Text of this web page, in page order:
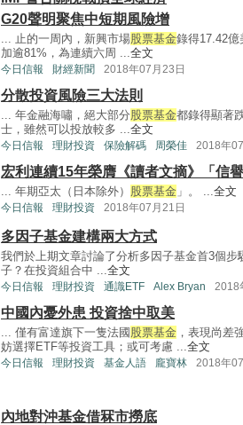
G20聲明聚焦中短期風險增
... 止的一周內，新興市場股票基金錄得17.42
加逾81%，為連續六周 ...全文
今日信報 財經新聞 2018年07月23日
分散投資風險三大法則
... 年金融海嘯，絕大部分股票基金都錄得顯著
士，雖然可以投放較多 ...全文
今日信報 理財投資 保險解碼 周榮佳 2018年
宏利連續15年榮膺《讀者文摘》「信譽
... 年期亞太（日本除外） 股票基金 」。 ...全文
今日信報 理財投資 2018年07月21日
多因子基金建構兩大方式
我們於上期文章討論了分析多因子基金首3個
子？在投資組合中 ... 全文
今日信報 理財投資 通識ETF Alex Bryan 2018
中國內憂外患 投資捨中取美
... 僅有富達旗下一隻法國 股票基金 ，表現尚差
妨選擇ETF等投資工具；或可考慮 ... 全文
今日信報 理財投資 基金人語 龐寶林 2018年
內地對沖基金借冧市撈底